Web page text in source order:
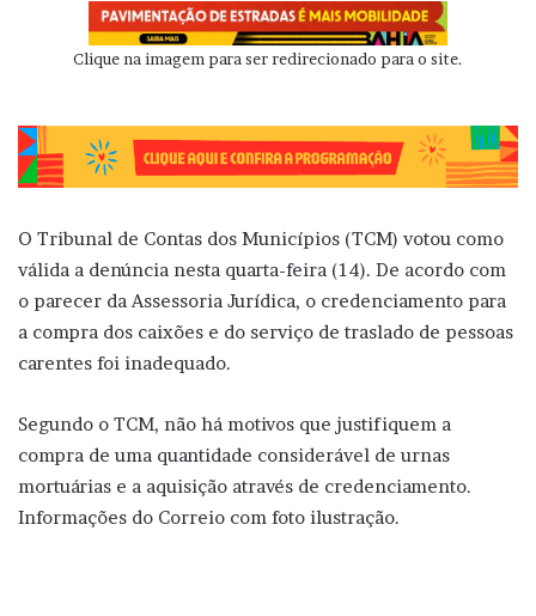
Clique na imagem para ser redirecionado para o site.
O Tribunal de Contas dos Municípios (TCM) votou como
válida a denúncia nesta quarta-feira (14). De acordo com
o parecer da Assessoria Jurídica, o credenciamento para
a compra dos caixões e do serviço de traslado de pessoas
carentes foi inadequado.
Segundo o TCM, não há motivos que justifiquem a
compra de uma quantidade considerável de urnas
mortuárias e a aquisição através de credenciamento.
Informações do Correio com foto ilustração.